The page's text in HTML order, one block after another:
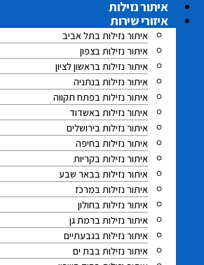
דלג
לתוכן
איתור נזילות
איזורי שירות
איתור נזילות בתל אביב
איתור נזילות בצפון
איתור נזילות בראשון לציון
איתור נזילות בנתניה
איתור נזילות בפתח תקווה
איתור נזילות באשדוד
איתור נזילות בירושלים
איתור נזילות בחיפה
איתור נזילות בקריות
איתור נזילות בבאר שבע
איתור נזילות במרכז
איתור נזילות בחולון
איתור נזילות ברמת גן
איתור נזילות בגבעתיים
איתור נזילות בבת ים